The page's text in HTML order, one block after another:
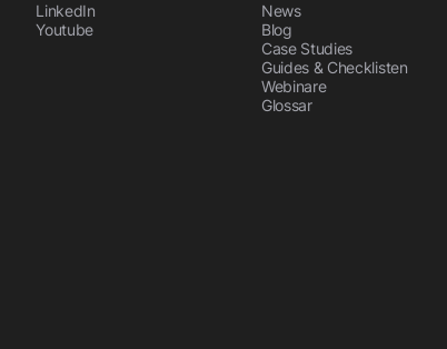
LinkedIn
Youtube
News
Blog
Case Studies
Guides & Checklisten
Webinare
Glossar